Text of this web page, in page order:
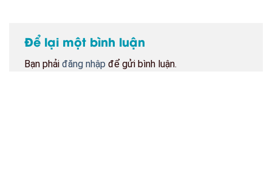
Để lại một bình luận
Bạn phải đăng nhập để gửi bình luận.